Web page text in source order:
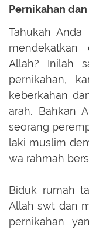
Pernikahan
Tahukah
mendekatkan
Allah? Inilah
pernikahan,
keberkahan
arah. Bahkan
seorang
laki muslim
wa rahmah
Biduk rumah
Allah swt dan
pernikahan